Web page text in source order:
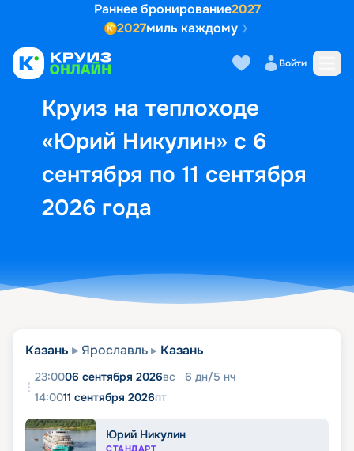
Раннее бронирование2027
2027миль каждому
Войти
Круиз на теплоходе
«Юрий Никулин» с 6
сентября по 11 сентября
2026 года
Выбор кают Маршрут и
Казань Ярославль Казань
23:0006 сентября 2026вс 6 дн/5 нч
14:0011 сентября 2026пт
Юрий Никулин
СТАНДАРТ